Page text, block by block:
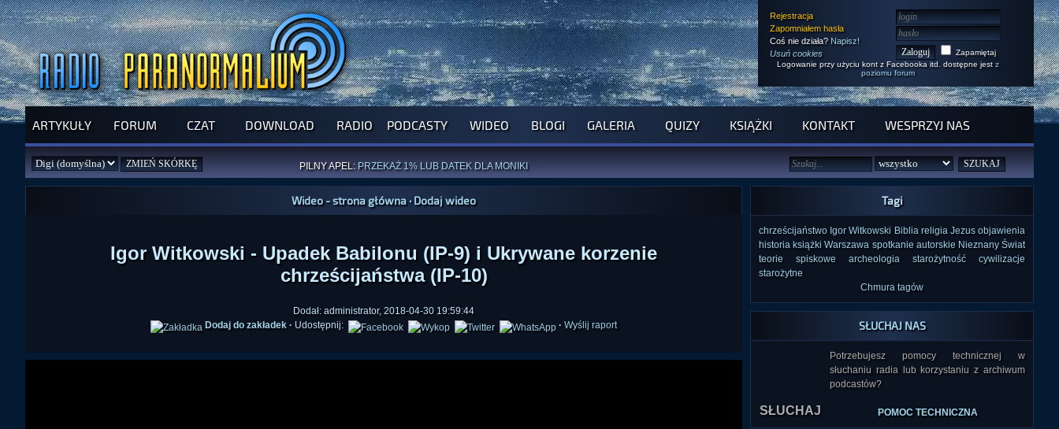
Rejestracja
Zapomniałem hasła
Coś nie działa? Napisz!
Usuń cookies
Zapamiętaj
Logowanie przy użyciu kont z Facebooka itd. dostępne jest z
poziomu forum
ARTYKUŁY FORUM CZAT DOWNLOAD RADIO PODCASTY WIDEO BLOGI GALERIA QUIZY KSIĄŻKI KONTAKT WESPRZYJ NAS
SPRAWDŹ PROGRAM NA NAJBLIŻSZY TYDZIEŃ
PILNY APEL: PRZEKAŻ 1% LUB DATEK DLA MONIKI
ZAŁOŻ
PARANORMALNEGO BLOGAI POCZUJ SIĘ JAK REDAKTOR
Wideo - strona główna·Dodaj wideo
Igor Witkowski - Upadek Babilonu (IP-9) i Ukrywane korzenie
chrześcijaństwa (IP-10)
Dodał: administrator, 2018-04-30 19:59:44
Dodaj do zakładek · Udostępnij: · Wyślij raport
Tagi
chrześcijaństwo Igor Witkowski Biblia religia Jezus objawienia
historia książki Warszawa spotkanie autorskie Nieznany Świat
teorie spiskowe
archeologia starożytność
cywilizacje
starożytne
Chmura tagów
SŁUCHAJ NAS
Potrzebujesz pomocy technicznej w
słuchaniu radia lub korzystaniu z archiwum
podcastów?
POMOC TECHNICZNA